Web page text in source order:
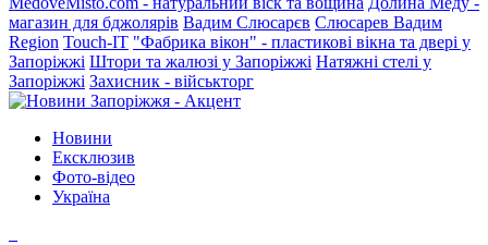
магазин для бджолярів Вадим Слюсарєв Слюсарев Вадим
Region Touch-IT "Фабрика вікон" - пластикові вікна та двері у
Запоріжжі Штори та жалюзі у Запоріжжі Натяжні стелі у
Запоріжжі Захисник - військторг
Новини
Ексклюзив
Фото-відео
Україна